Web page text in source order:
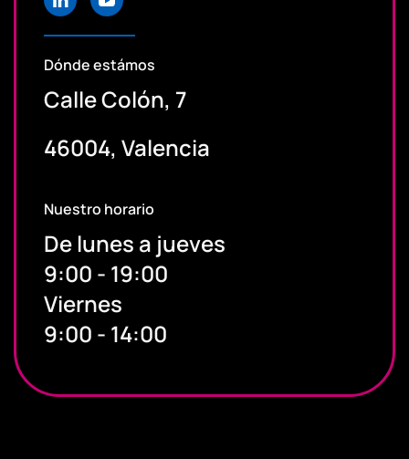
Dónde estámos
Calle Colón, 7
46004, Valencia
Nuestro horario
De lunes a jueves
9:00 - 19:00
Viernes
9:00 - 14:00